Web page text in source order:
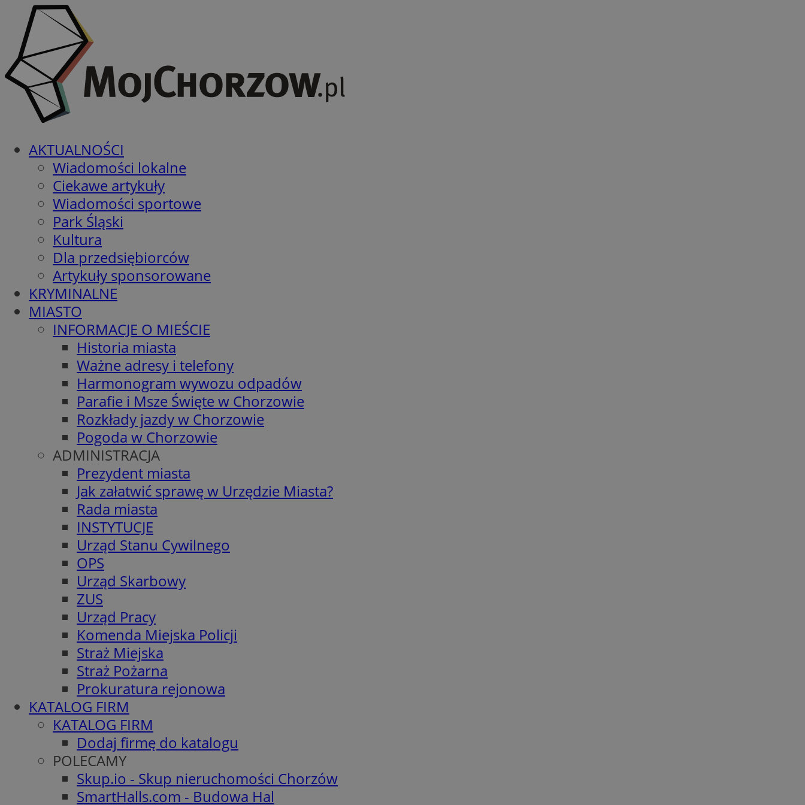
AKTUALNOŚCI
Wiadomości lokalne
Ciekawe artykuły
Wiadomości sportowe
Park Śląski
Kultura
Dla przedsiębiorców
Artykuły sponsorowane
KRYMINALNE
MIASTO
INFORMACJE O MIEŚCIE
Historia miasta
Ważne adresy i telefony
Harmonogram wywozu odpadów
Parafie i Msze Święte w Chorzowie
Rozkłady jazdy w Chorzowie
Pogoda w Chorzowie
ADMINISTRACJA
Prezydent miasta
Jak załatwić sprawę w Urzędzie Miasta?
Rada miasta
INSTYTUCJE
Urząd Stanu Cywilnego
OPS
Urząd Skarbowy
ZUS
Urząd Pracy
Komenda Miejska Policji
Straż Miejska
Straż Pożarna
Prokuratura rejonowa
KATALOG FIRM
KATALOG FIRM
Dodaj firmę do katalogu
POLECAMY
Skup.io - Skup nieruchomości Chorzów
SmartHalls.com - Budowa Hal